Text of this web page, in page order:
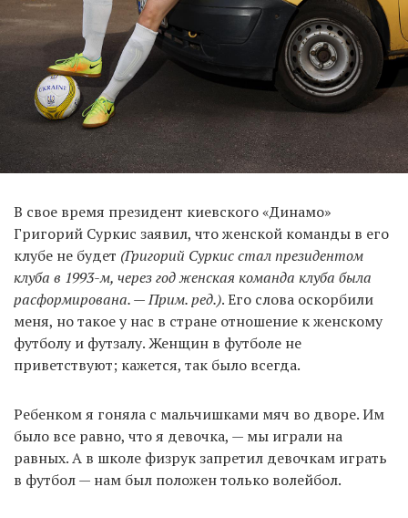
В свое время президент киевского «Динамо»
Григорий Суркис заявил, что женской команды в его
клубе не будет (Григорий Суркис стал президентом
клуба в 1993-м, через год женская команда клуба была
расформирована. — Прим. ред.). Его слова оскорбили
меня, но такое у нас в стране отношение к женскому
футболу и футзалу. Женщин в футболе не
приветствуют; кажется, так было всегда.
Ребенком я гоняла с мальчишками мяч во дворе. Им
было все равно, что я девочка, — мы играли на
равных. А в школе физрук запретил девочкам играть
в футбол — нам был положен только волейбол.